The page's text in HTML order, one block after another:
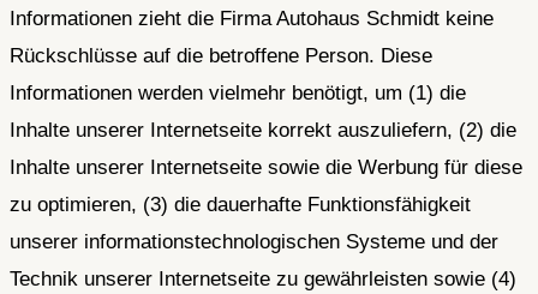
Informationen zieht die Firma Autohaus Schmidt keine
Rückschlüsse auf die betroffene Person. Diese
Informationen werden vielmehr benötigt, um (1) die
Inhalte unserer Internetseite korrekt auszuliefern, (2) die
Inhalte unserer Internetseite sowie die Werbung für diese
zu optimieren, (3) die dauerhafte Funktionsfähigkeit
unserer informationstechnologischen Systeme und der
Technik unserer Internetseite zu gewährleisten sowie (4)